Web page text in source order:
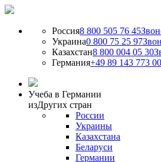
Россия8 800 505 76 45
Украина0 800 75 25 97
Казахстан8 800 004 05 30
Германия+49 89 143 773
Учеба в Германии
изДругих стран
России
Украины
Казахстана
Беларуси
Германии